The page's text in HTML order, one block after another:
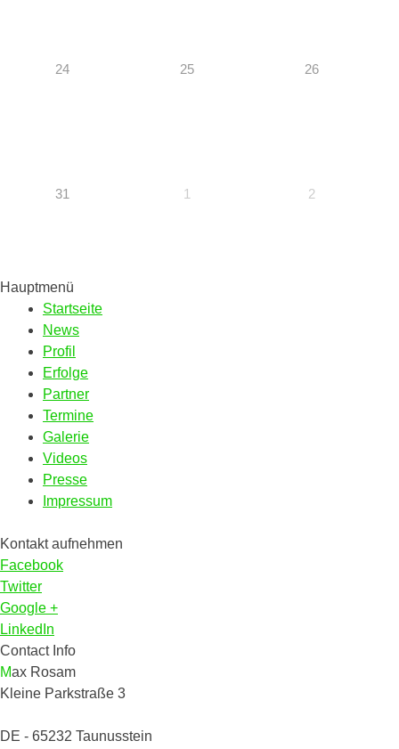
24 25 26
31 1 2
Hauptmenü
Startseite
News
Profil
Erfolge
Partner
Termine
Galerie
Videos
Presse
Impressum
Kontakt aufnehmen
Facebook
Twitter
Google +
LinkedIn
Contact Info
Max Rosam
Kleine Parkstraße 3
DE - 65232 Taunusstein